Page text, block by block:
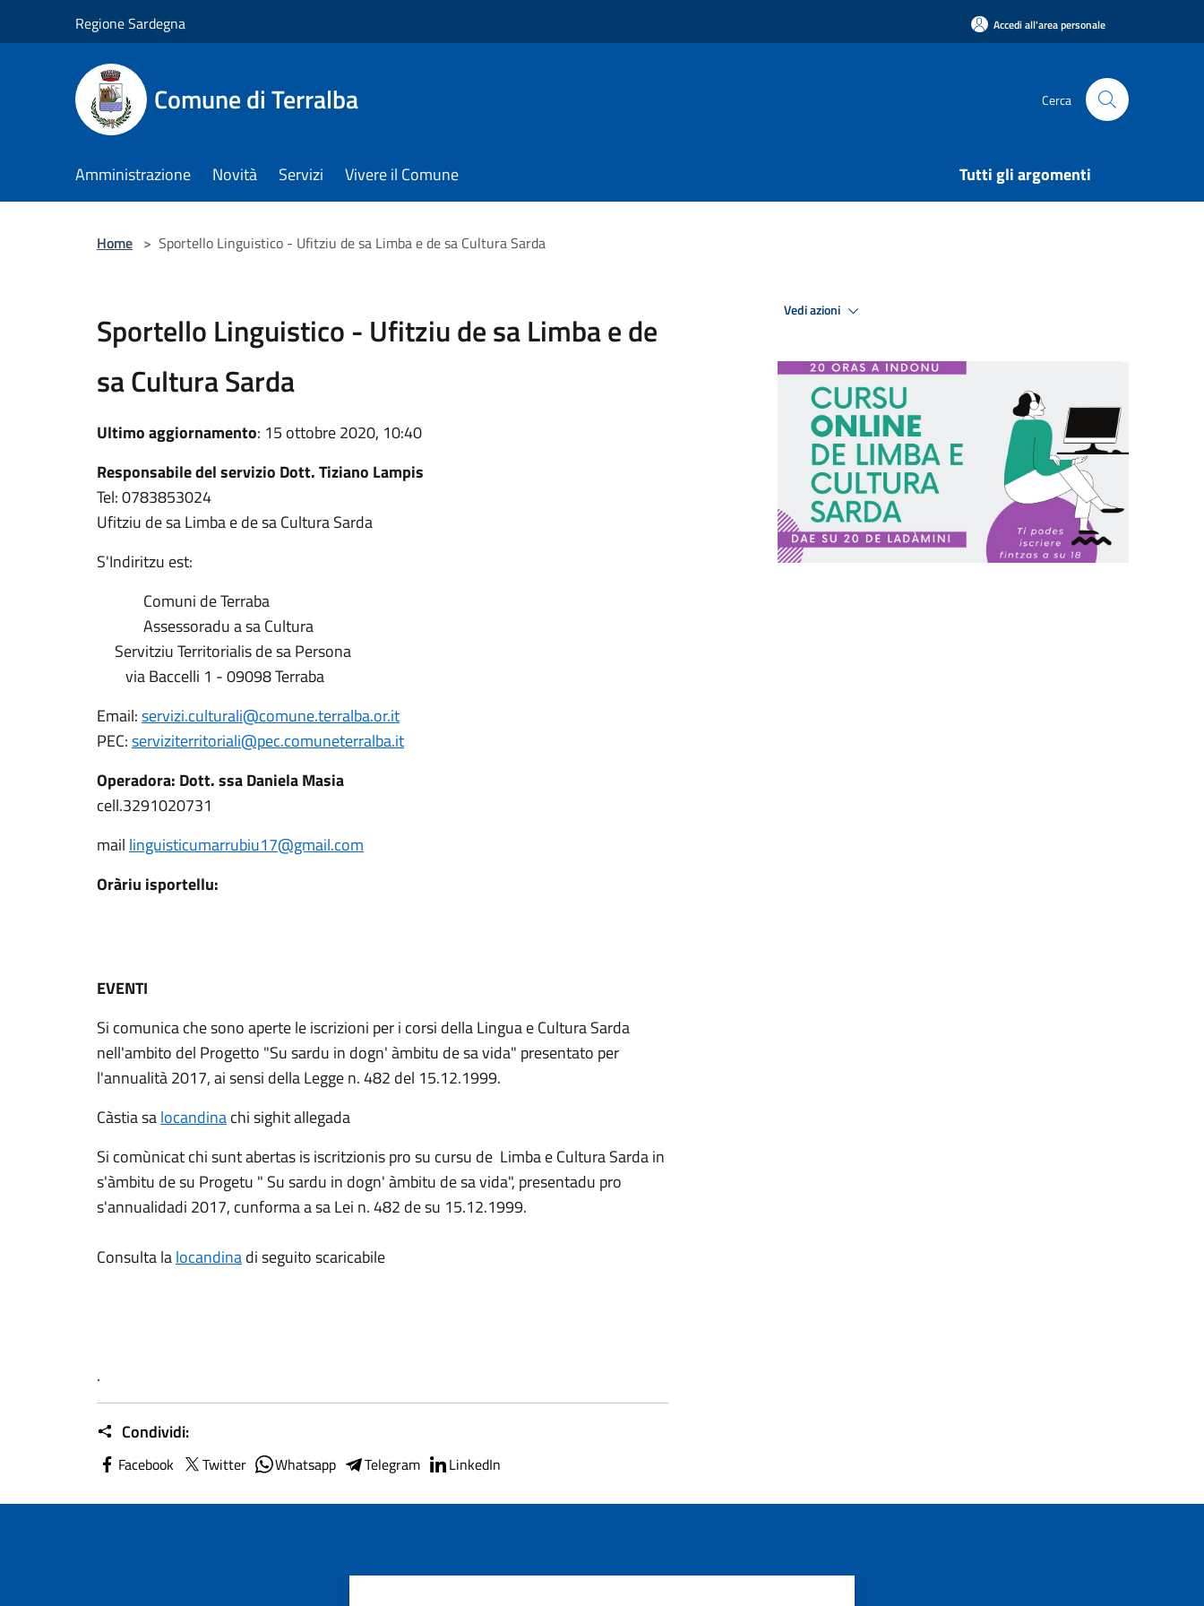
Regione Sardegna Accedi all'area personale
Comune di Terralba Cerca
Amministrazione Novità Servizi Vivere il Comune Tutti gli argomenti
Home > Sportello Linguistico - Ufitziu de sa Limba e de sa Cultura Sarda
Sportello Linguistico - Ufitziu de sa Limba e de
sa Cultura Sarda
Ultimo aggiornamento: 15 ottobre 2020, 10:40
Responsabile del servizio Dott. Tiziano Lampis
Tel: 0783853024
Ufitziu de sa Limba e de sa Cultura Sarda
S'Indiritzu est:
Comuni de Terraba
Assessoradu a sa Cultura
Servitziu Territorialis de sa Persona
via Baccelli 1 - 09098 Terraba
Email:servizi.culturali@comune.terralba.or.it
PEC:serviziterritoriali@pec.comuneterralba.it
Operadora: Dott. ssa Daniela Masia
cell.3291020731
mail linguisticumarrubiu17@gmail.com
Oràriu isportellu:
EVENTI
Si comunica che sono aperte le iscrizioni per i corsi della Lingua e Cultura Sarda
nell'ambito del Progetto "Su sardu in dogn' àmbitu de sa vida" presentato per
l'annualità 2017, ai sensi della Legge n. 482 del 15.12.1999.
Càstia salocandinachi sighit allegada
Si comùnicat chi sunt abertas is iscritzionis pro su cursu de Limba e Cultura Sarda in
s'àmbitu de su Progetu " Su sardu in dogn' àmbitu de sa vida", presentadu pro
s'annualidadi 2017, cunforma a sa Lei n. 482 de su 15.12.1999.
Consulta lalocandinadi seguito scaricabile
.
Condividi:
Facebook Twitter Whatsapp Telegram LinkedIn
Vedi azioni